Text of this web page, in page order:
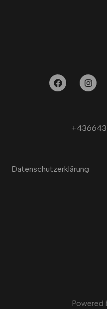
Datenschutzerklärung
Powered